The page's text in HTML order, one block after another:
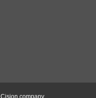
Cision company.